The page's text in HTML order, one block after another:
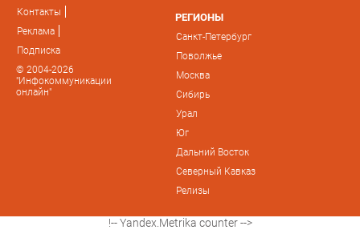
Контакты
Реклама
Подписка
© 2004-2026
"Инфокоммуникации
онлайн"
РЕГИОНЫ
Санкт-Петербург
Поволжье
Москва
Сибирь
Урал
Юг
Дальний Восток
Северный Кавказ
Релизы
!-- Yandex.Metrika counter -->